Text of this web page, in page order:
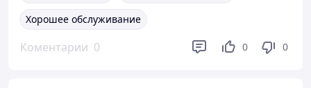
Хорошее обслуживание
Коментарии 0 0 0